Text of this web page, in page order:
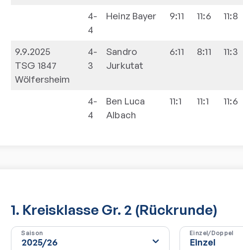
4-
4
Heinz Bayer 9:11 11:6 11:8
9.9.2025
TSG 1847
Wölfersheim
4-
3
Sandro
Jurkutat
6:11 8:11 11:3
4-
4
Ben Luca
Albach
11:1 11:1 11:6
1. Kreisklasse Gr. 2 (Rückrunde)
Saison Einzel/Doppel